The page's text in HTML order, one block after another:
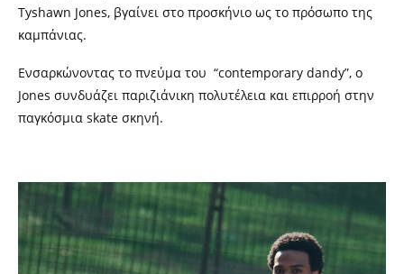
Tyshawn Jones, βγαίνει στο προσκήνιο ως το πρόσωπο της
καμπάνιας.
Ενσαρκώνοντας το πνεύμα του “contemporary dandy”, ο
Jones συνδυάζει παριζιάνικη πολυτέλεια και επιρροή στην
παγκόσμια skate σκηνή.